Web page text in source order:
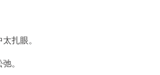
扎眼。
。